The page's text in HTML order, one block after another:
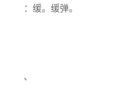
：缓。缓弹。
、